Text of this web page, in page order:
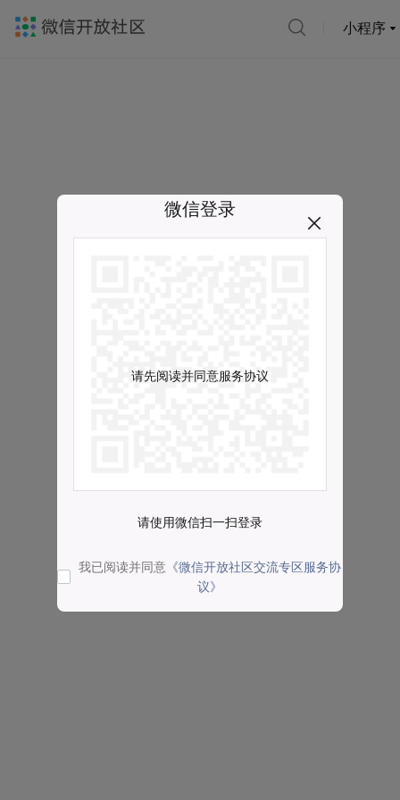
小程序
微信登录
请先阅读并同意服务协议
请使用微信扫一扫登录
我已阅读并同意 《微信开放社区交流专区服务协
议》